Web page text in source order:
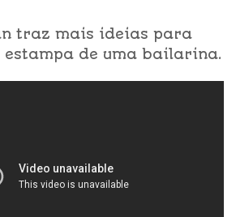
traz mais ideias para
de uma bailarina.